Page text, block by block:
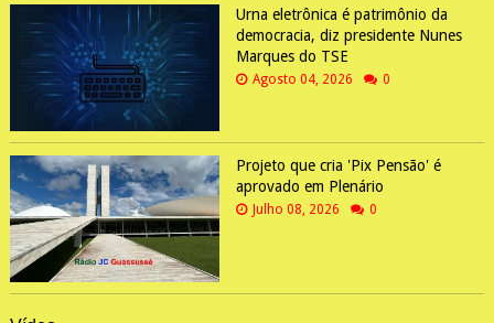
Urna eletrônica é patrimônio da
democracia, diz presidente Nunes
Marques do TSE
Agosto 04, 2026 0
Projeto que cria 'Pix Pensão' é
aprovado em Plenário
Julho 08, 2026 0